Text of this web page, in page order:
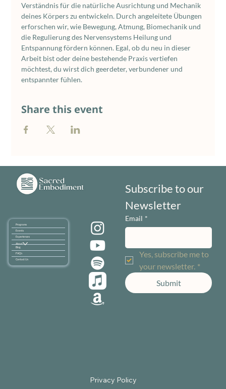
Verständnis für die natürliche Ausrichtung und Mechanik
deines Körpers zu entwickeln. Durch angeleitete Übungen
erforschen wir, wie Bewegung, Atmung, Biomechanik und
die Regulierung des Nervensystems Heilung und
Entspannung fördern können. Egal, ob du neu in dieser
Arbeit bist oder deine bestehende Praxis vertiefen
möchtest, du wirst dich geerdeter, verbundener und
entspannter fühlen.
Share this event
Programs
Events
Experiences
About
Blog
FAQ's
Contact Us
Subscribe to our
Newsletter
Email *
Yes, subscribe me to
your newsletter. *
Submit